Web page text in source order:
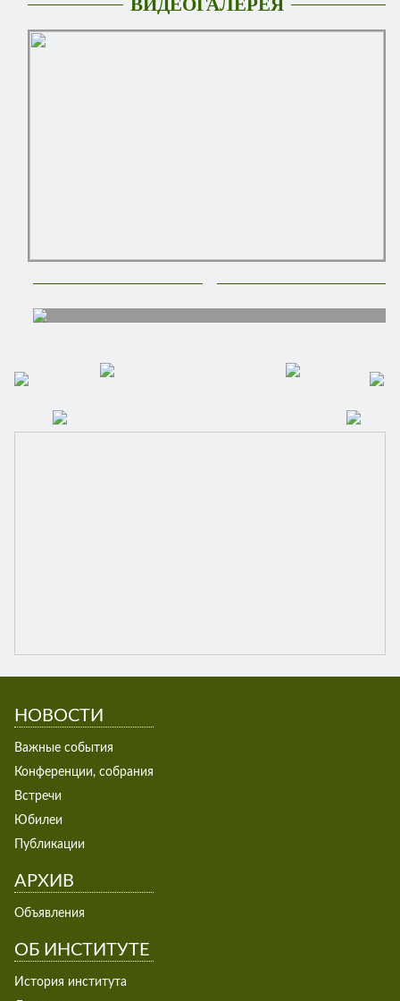
ВИДЕОГАЛЕРЕЯ
НОВОСТИ
Важные события
Конференции, собрания
Встречи
Юбилеи
Публикации
АРХИВ
Объявления
ОБ ИНСТИТУТЕ
История института